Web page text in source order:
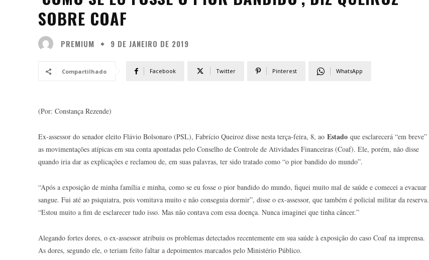
SOBRE COAF
PREMIUM 9 DE JANEIRO DE 2019
Compartilhado Facebook Twitter Pinterest WhatsApp
(Por: Constança Rezende)
Ex-assessor do senador eleito Flávio Bolsonaro (PSL), Fabrício Queiroz disse nesta terça-feira, 8, ao Estado que esclarecerá “em breve”
as movimentações atípicas em sua conta apontadas pelo Conselho de Controle de Atividades Financeiras (Coaf). Ele, porém, não disse
quando iria dar as explicações e reclamou de, em suas palavras, ter sido tratado como “o pior bandido do mundo”.
“Após a exposição de minha família e minha, como se eu fosse o pior bandido do mundo, fiquei muito mal de saúde e comecei a evacuar
sangue. Fui até ao psiquiatra, pois vomitava muito e não conseguia dormir”, disse o ex-assessor, que também é policial militar da reserva.
“Estou muito a fim de esclarecer tudo isso. Mas não contava com essa doença. Nunca imaginei que tinha câncer.”
Alegando fortes dores, o ex-assessor atribuiu os problemas detectados recentemente em sua saúde à exposição do caso Coaf na imprensa.
As dores, segundo ele, o teriam feito faltar a depoimentos marcados pelo Ministério Público.